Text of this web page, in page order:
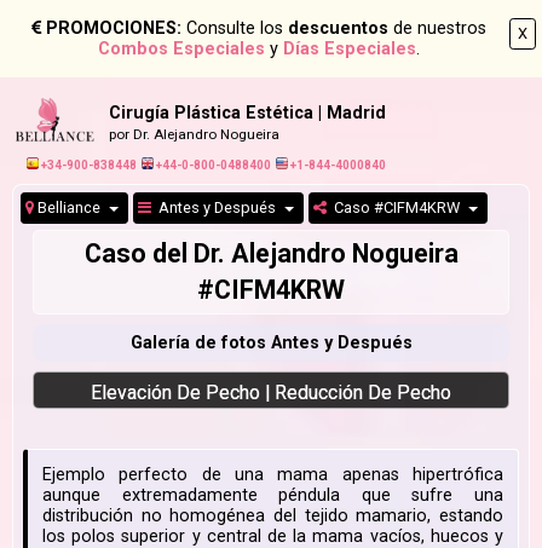
X
PROMOCIONES: Consulte los descuentos de nuestros
Combos Especiales y Días Especiales.
Cirugía Plástica Estética | Madrid
por Dr. Alejandro Nogueira
+34-900-838448 +44-0-800-0488400 +1-844-4000840
Belliance Antes y Después Caso #CIFM4KRW
Caso del Dr. Alejandro Nogueira
#CIFM4KRW
Galería de fotos Antes y Después
Elevación De Pecho | Reducción De Pecho
Ejemplo perfecto de una mama apenas hipertrófica
aunque extremadamente péndula que sufre una
distribución no homogénea del tejido mamario, estando
los polos superior y central de la mama vacíos, huecos y